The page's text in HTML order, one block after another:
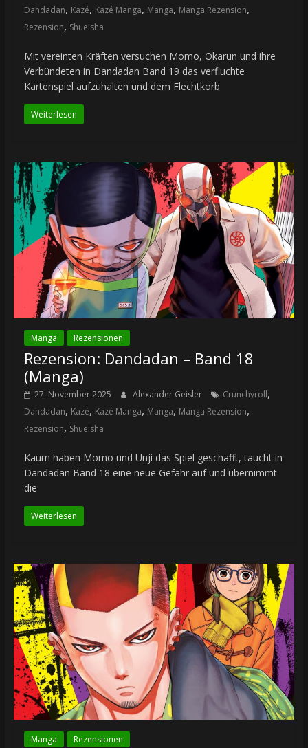
Dandadan, Kazé, Kazé Manga, Manga, Manga Rezension,
Rezension, Shueisha
Mit vereinten Kräften versuchen Momo, Okarun und ihre
Verbündeten in Dandadan Band 19 das verfluchte
Kartenspiel aufzuhalten und dem Flechtkorb
Weiterlesen
Manga Rezensionen
Rezension: Dandadan – Band 18
(Manga)
27. November 2025 Alexander Geisler Crunchyroll,
Dandadan, Kazé, Kazé Manga, Manga, Manga Rezension,
Rezension, Shueisha
Kaum haben Momo und Unji das Spiel geschafft, taucht in
Dandadan Band 18 eine neue Gefahr auf und übernimmt
die
Weiterlesen
Manga Rezensionen